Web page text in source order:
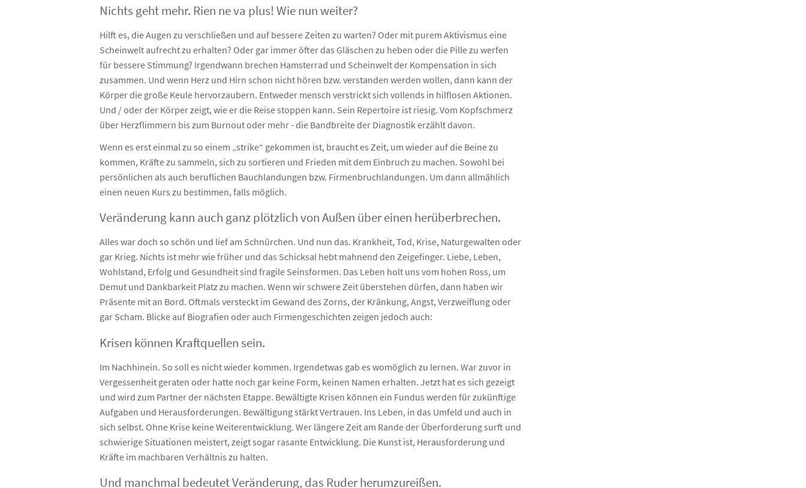
Nichts geht mehr. Rien ne va plus! Wie nun weiter?
Hilft es, die Augen zu verschließen und auf bessere Zeiten zu warten? Oder mit purem Aktivismus eine
Scheinwelt aufrecht zu erhalten? Oder gar immer öfter das Gläschen zu heben oder die Pille zu werfen
für bessere Stimmung? Irgendwann brechen Hamsterrad und Scheinwelt der Kompensation in sich
zusammen. Und wenn Herz und Hirn schon nicht hören bzw. verstanden werden wollen, dann kann der
Körper die große Keule hervorzaubern. Entweder mensch verstrickt sich vollends in hilflosen Aktionen.
Und / oder der Körper zeigt, wie er die Reise stoppen kann. Sein Repertoire ist riesig. Vom Kopfschmerz
über Herzflimmern bis zum Burnout oder mehr - die Bandbreite der Diagnostik erzählt davon.
Wenn es erst einmal zu so einem „strike“ gekommen ist, braucht es Zeit, um wieder auf die Beine zu
kommen, Kräfte zu sammeln, sich zu sortieren und Frieden mit dem Einbruch zu machen. Sowohl bei
persönlichen als auch beruflichen Bauchlandungen bzw. Firmenbruchlandungen. Um dann allmählich
einen neuen Kurs zu bestimmen, falls möglich.
Veränderung kann auch ganz plötzlich von Außen über einen herüberbrechen.
Alles war doch so schön und lief am Schnürchen. Und nun das. Krankheit, Tod, Krise, Naturgewalten oder
gar Krieg. Nichts ist mehr wie früher und das Schicksal hebt mahnend den Zeigefinger. Liebe, Leben,
Wohlstand, Erfolg und Gesundheit sind fragile Seinsformen. Das Leben holt uns vom hohen Ross, um
Demut und Dankbarkeit Platz zu machen. Wenn wir schwere Zeit überstehen dürfen, dann haben wir
Präsente mit an Bord. Oftmals versteckt im Gewand des Zorns, der Kränkung, Angst, Verzweiflung oder
gar Scham. Blicke auf Biografien oder auch Firmengeschichten zeigen jedoch auch:
Krisen können Kraftquellen sein.
Im Nachhinein. So soll es nicht wieder kommen. Irgendetwas gab es womöglich zu lernen. War zuvor in
Vergessenheit geraten oder hatte noch gar keine Form, keinen Namen erhalten. Jetzt hat es sich gezeigt
und wird zum Partner der nächsten Etappe. Bewältigte Krisen können ein Fundus werden für zukünftige
Aufgaben und Herausforderungen. Bewältigung stärkt Vertrauen. Ins Leben, in das Umfeld und auch in
sich selbst. Ohne Krise keine Weiterentwicklung. Wer längere Zeit am Rande der Überforderung surft und
schwierige Situationen meistert, zeigt sogar rasante Entwicklung. Die Kunst ist, Herausforderung und
Kräfte im machbaren Verhältnis zu halten.
Und manchmal bedeutet Veränderung, das Ruder herumzureißen.